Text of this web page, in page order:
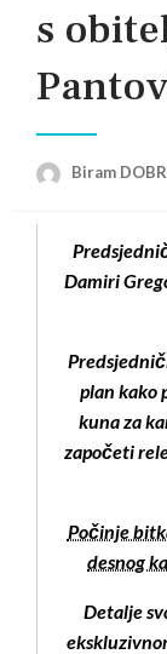
s
Biram
Damiri
plan kako
kuna za
započeti
Počinje
desnog
Detalje